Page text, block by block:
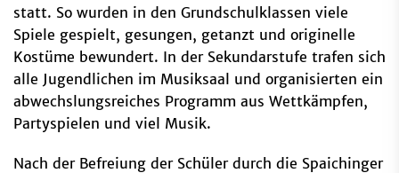
statt. So wurden in den Grundschulklassen viele
Spiele gespielt, gesungen, getanzt und originelle
Kostüme bewundert. In der Sekundarstufe trafen sich
alle Jugendlichen im Musiksaal und organisierten ein
abwechslungsreiches Programm aus Wettkämpfen,
Partyspielen und viel Musik.
Nach der Befreiung der Schüler durch die Spaichinger